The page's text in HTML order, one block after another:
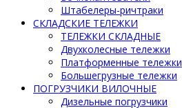
Штабелеры-ричтраки
СКЛАДСКИЕ ТЕЛЕЖКИ
ТЕЛЕЖКИ СКЛАДНЫЕ
Двухколесные тележки
Платформенные тележки
Большегрузные тележки
ПОГРУЗЧИКИ ВИЛОЧНЫЕ
Дизельные погрузчики